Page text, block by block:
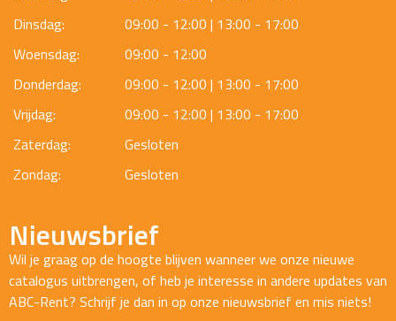
Dinsdag:
09:00 - 12:00 | 13:00 - 17:00
Woensdag:
09:00 - 12:00
Donderdag:
09:00 - 12:00 | 13:00 - 17:00
Vrijdag:
09:00 - 12:00 | 13:00 - 17:00
Zaterdag:
Gesloten
Zondag:
Gesloten
Nieuwsbrief
Wil je graag op de hoogte blijven wanneer we onze nieuwe
catalogus uitbrengen, of heb je interesse in andere updates van
ABC-Rent? Schrijf je dan in op onze nieuwsbrief en mis niets!